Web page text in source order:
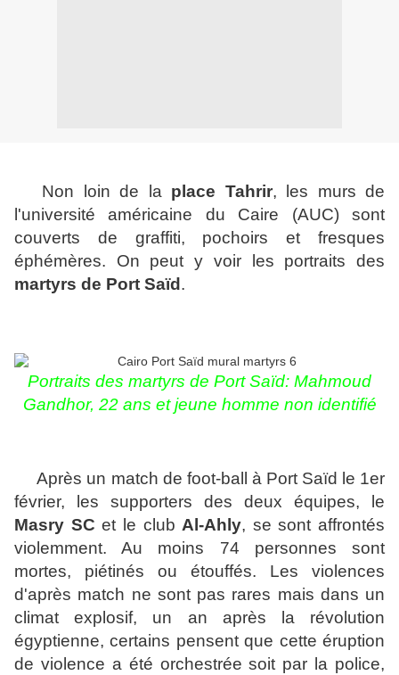
Non loin de la place Tahrir, les murs de
l'université américaine du Caire (AUC) sont
couverts de graffiti, pochoirs et fresques
éphémères. On peut y voir les portraits des
martyrs de Port Saïd .
Portraits des martyrs de Port Saïd: Mahmoud
Gandhor, 22 ans et jeune homme non identifié
Après un match de foot-ball à Port Saïd le 1er
février, les supporters des deux équipes,
le
Masry SC et le club Al-Ahly, se sont affrontés
violemment. Au moins 74 personnes sont
mortes, piétinés ou étouffés. Les violences
d'après match ne sont pas rares mais dans un
climat explosif, un an après la révolution
égyptienne, certains pensent que cette éruption
de violence a été orchestrée soit par la police,